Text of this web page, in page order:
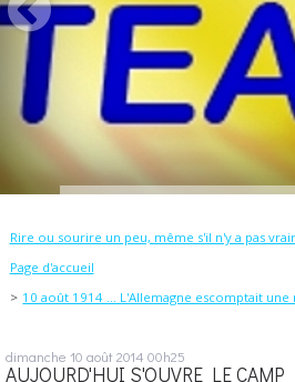
Rire ou sourire un peu, même s'il n'y a pas
Page d'accueil
10 août 1914 ... L'Allemagne escomptait
dimanche 10 août 2014 00h25
AUJOURD'HUI S'OUVRE LE